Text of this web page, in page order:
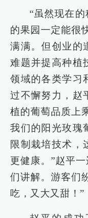
“虽然现在
的果园一定能很
满满。但创业的
难题并提高种植
领域的各类学习
过不懈努力，赵
植的葡萄品质上
我们的阳光玫瑰
限制栽培技术，
更健康。”赵平
们讲解。游客们
吃，又大又甜！”